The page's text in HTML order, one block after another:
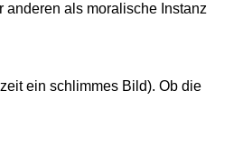
als moralische Instanz
ein schlimmes Bild). Ob die